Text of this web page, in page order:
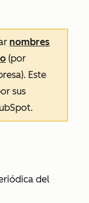
nombres
(por
Este
sus
del